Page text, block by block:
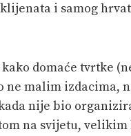
i samog
domaće tvrtke
ne malim izdacima,
nije bio
na svijetu,